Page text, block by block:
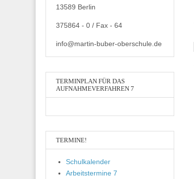
13589 Berlin
375864 - 0 / Fax - 64
info@martin-buber-oberschule.de
TERMINPLAN FÜR DAS
AUFNAHMEVERFAHREN 7
TERMINE!
Schulkalender
Arbeitstermine 7